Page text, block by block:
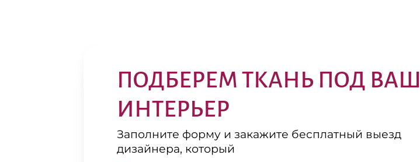
ПОДБЕРЕМ ТКАНЬ ПОД ВАШ
ИНТЕРЬЕР
Заполните форму и закажите бесплатный выезд
дизайнера, который